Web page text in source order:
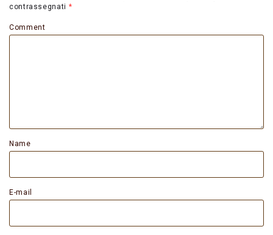
contrassegnati *
Comment
Name
E-mail